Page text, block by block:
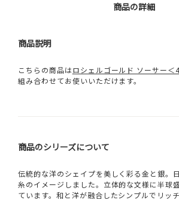
商品の詳細
商品説明
こちらの商品はロシェルゴールド ソーサー
組み合わせてお使いいただけます。
商品のシリーズについて
伝統的な洋のシェイプを美しく彩る金と銀。
糸のイメージしました。立体的な文様に半球
ています。和と洋が融合したシンプルでリッ